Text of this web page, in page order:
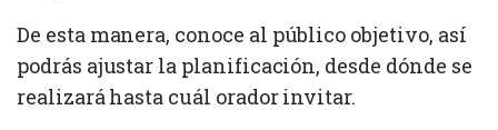
De esta manera, conoce al público objetivo, así
podrás ajustar la planificación, desde dónde se
realizará hasta cuál orador invitar.